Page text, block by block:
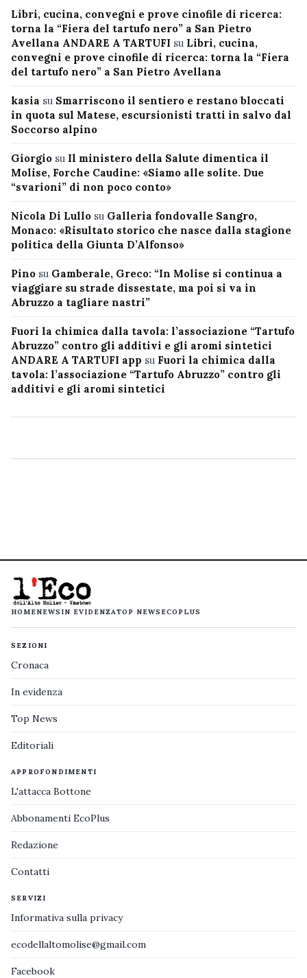
Libri, cucina, convegni e prove cinofile di ricerca:
torna la “Fiera del tartufo nero” a San Pietro
Avellana ANDARE A TARTUFI su Libri, cucina,
convegni e prove cinofile di ricerca: torna la “Fiera
del tartufo nero” a San Pietro Avellana
kasia su Smarriscono il sentiero e restano bloccati
in quota sul Matese, escursionisti tratti in salvo dal
Soccorso alpino
Giorgio su Il ministero della Salute dimentica il
Molise, Forche Caudine: «Siamo alle solite. Due
“svarioni” di non poco conto»
Nicola Di Lullo su Galleria fondovalle Sangro,
Monaco: «Risultato storico che nasce dalla stagione
politica della Giunta D’Alfonso»
Pino su Gamberale, Greco: “In Molise si continua a
viaggiare su strade dissestate, ma poi si va in
Abruzzo a tagliare nastri”
Fuori la chimica dalla tavola: l’associazione “Tartufo
Abruzzo” contro gli additivi e gli aromi sintetici
ANDARE A TARTUFI app su Fuori la chimica dalla
tavola: l’associazione “Tartufo Abruzzo” contro gli
additivi e gli aromi sintetici
HOMENEWS IN EVIDENZATOP NEWS ECOPLUS
SEZIONI
Cronaca
In evidenza
Top News
Editoriali
APPROFONDIMENTI
L'attacca Bottone
Abbonamenti EcoPlus
Redazione
Contatti
SERVIZI
Informativa sulla privacy
ecodellaltomolise@gmail.com
Facebook